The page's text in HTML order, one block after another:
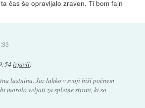
čas še opravljalo zraven. Ti bom fajn
izjavil:
lastnina. Jaz lahko v svoji hiši počnem
moralo veljati za spletne strani, ki so